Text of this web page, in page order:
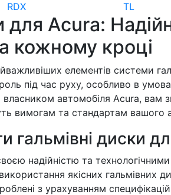
RDX TL
для Acura:
кожному кроці
елементів системи
під час руху, особливо в
автомобіля Acura, вам
вимогам та стандартам вашого
гальмівні диски
надійністю та
якісних гальмівних
з урахуванням